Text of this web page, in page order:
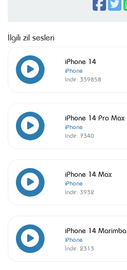
İlgili zil sesleri
iPhone 14
iPhone
İndir: 339858
iPhone 14 Pro Max
iPhone
İndir: 7340
iPhone 14 Max
iPhone
İndir: 3932
iPhone 14 Marimba
iPhone
İndir: 2313